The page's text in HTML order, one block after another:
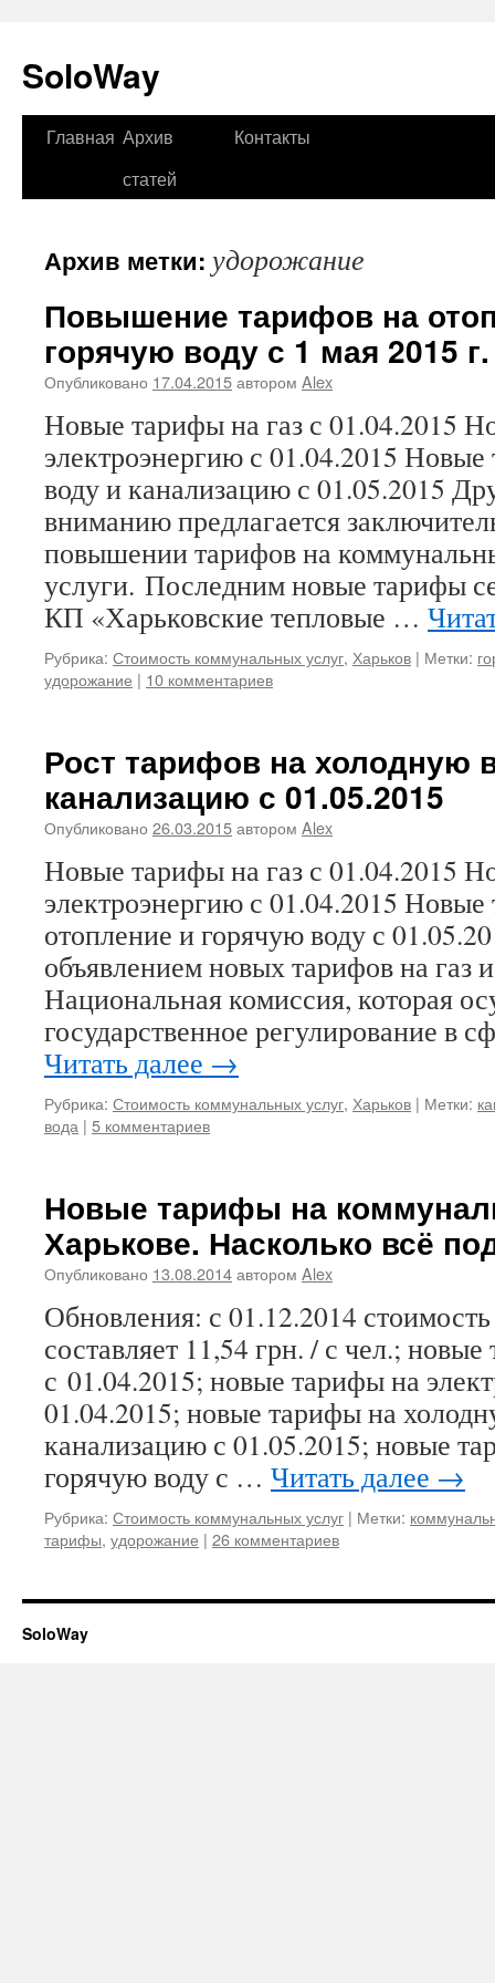
SoloWay
Перейти
Главная Архив
статей
Контакты
Архив метки: удорожание
Повышение тарифов на
горячую воду с 1 мая 2015 г.
Опубликовано 17.04.2015автором Alex
Новые тарифы на газ с 01.04.2015
электроэнергию с 01.04.2015
воду и канализацию с 01.05.2015
вниманию предлагается
повышении тарифов на
услуги. Последним новые тарифы
КП «Харьковские тепловые …
Рубрика: Стоимость коммунальных услуг, Харьков | Метки:
удорожание | 10 комментариев
Рост тарифов на холодную
канализацию с 01.05.2015
Опубликовано 26.03.2015автором Alex
Новые тарифы на газ с 01.04.2015
электроэнергию с 01.04.2015
отопление и горячую воду с
объявлением новых тарифов на газ
Национальная комиссия, которая
государственное регулирование в
Читать далее →
Рубрика: Стоимость коммунальных услуг, Харьков | Метки:
вода | 5 комментариев
Новые тарифы на
Харькове. Насколько всё
Опубликовано 13.08.2014автором Alex
Обновления: с 01.12.2014
составляет 11,54 грн. / с чел.;
с 01.04.2015; новые тарифы на
01.04.2015; новые тарифы на
канализацию с 01.05.2015; новые
горячую воду с … Читать далее →
Рубрика: Стоимость коммунальных услуг | Метки:
тарифы, удорожание | 26 комментариев
SoloWay